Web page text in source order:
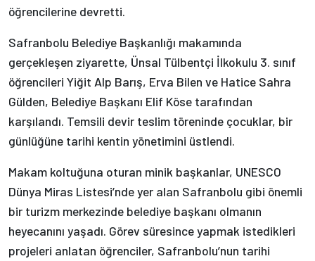
öğrencilerine devretti.
Safranbolu Belediye Başkanlığı makamında
gerçekleşen ziyarette, Ünsal Tülbentçi İlkokulu 3. sınıf
öğrencileri Yiğit Alp Barış, Erva Bilen ve Hatice Sahra
Gülden, Belediye Başkanı Elif Köse tarafından
karşılandı. Temsili devir teslim töreninde çocuklar, bir
günlüğüne tarihi kentin yönetimini üstlendi.
Makam koltuğuna oturan minik başkanlar, UNESCO
Dünya Miras Listesi’nde yer alan Safranbolu gibi önemli
bir turizm merkezinde belediye başkanı olmanın
heyecanını yaşadı. Görev süresince yapmak istedikleri
projeleri anlatan öğrenciler, Safranbolu’nun tarihi